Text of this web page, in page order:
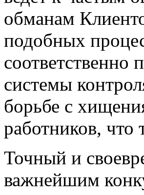
обманам
подобных
соответственно
системы
борьбе с
работников, что
Точный и
важнейшим